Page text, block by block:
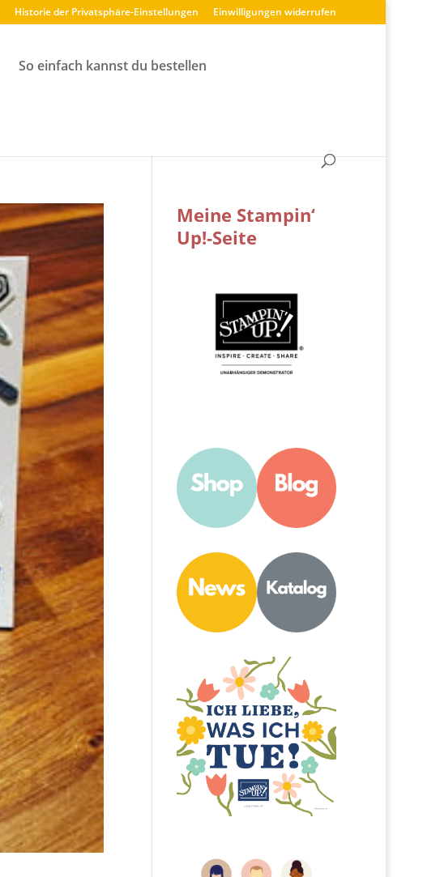
Historie der Privatsphäre-Einstellungen Einwilligungen widerrufen
So einfach kannst du bestellen
Meine Stampin‘
Up!-Seite